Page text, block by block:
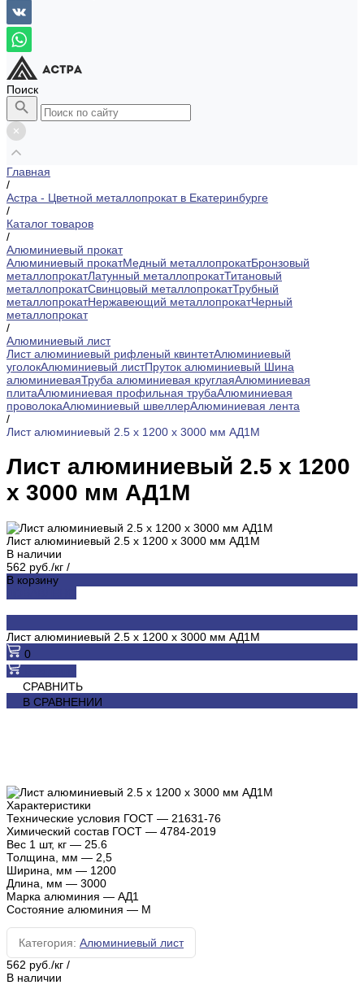
Поиск
Главная
/
Астра - Цветной металлопрокат в Екатеринбурге
/
Каталог товаров
/
Алюминиевый прокат
Алюминиевый прокатМедный металлопрокатБронзовый
металлопрокатЛатунный металлопрокатТитановый
металлопрокатСвинцовый металлопрокатТрубный
металлопрокатНержавеющий металлопрокатЧерный
металлопрокат
/
Алюминиевый лист
Лист алюминиевый рифленый квинтетАлюминиевый
уголокАлюминиевый листПруток алюминиевый Шина
алюминиеваяТруба алюминиевая круглаяАлюминиевая
плитаАлюминиевая профильная трубаАлюминиевая
проволокаАлюминиевый швеллерАлюминиевая лента
/
Лист алюминиевый 2.5 х 1200 х 3000 мм АД1М
Лист алюминиевый 2.5 х 1200
х 3000 мм АД1М
Лист алюминиевый 2.5 х 1200 х 3000 мм АД1М
В наличии
562 руб./кг /
В корзину
Лист алюминиевый 2.5 х 1200 х 3000 мм АД1М
0
СРАВНИТЬ
В СРАВНЕНИИ
Характеристики
Технические условия ГОСТ — 21631-76
Химический состав ГОСТ — 4784-2019
Вес 1 шт, кг — 25.6
Толщина, мм — 2,5
Ширина, мм — 1200
Длина, мм — 3000
Марка алюминия — АД1
Состояние алюминия — М
Категория: Алюминиевый лист
562 руб./кг /
В наличии